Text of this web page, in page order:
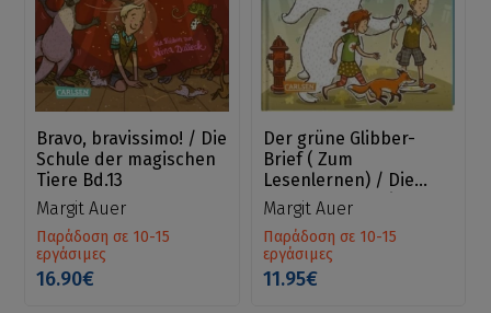
Bravo, bravissimo! / Die
Schule der magischen
Tiere Bd.13
Margit Auer
Παράδοση σε 10-15
εργάσιμες
16.90€
Der grüne Glibber-
Brief ( Zum
Lesenlernen) / Die
Schule der magischen
Tiere ermittelt Bd.1
Margit Auer
Παράδοση σε 10-15
εργάσιμες
11.95€